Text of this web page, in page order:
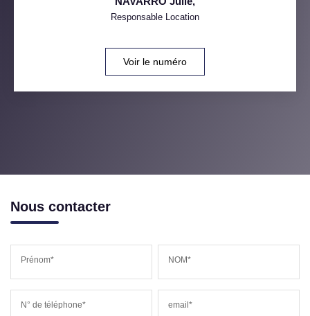
Responsable Location
Voir le numéro
Nous contacter
Prénom* NOM*
N° de téléphone* email*